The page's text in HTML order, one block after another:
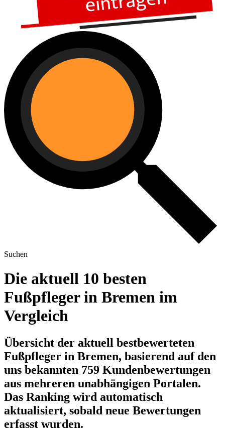
Suchen
Die aktuell 10 besten
Fußpfleger in Bremen im
Vergleich
Übersicht der aktuell bestbewerteten
Fußpfleger in Bremen, basierend auf den
uns bekannten 759 Kundenbewertungen
aus mehreren unabhängigen Portalen.
Das Ranking wird automatisch
aktualisiert, sobald neue Bewertungen
erfasst wurden.